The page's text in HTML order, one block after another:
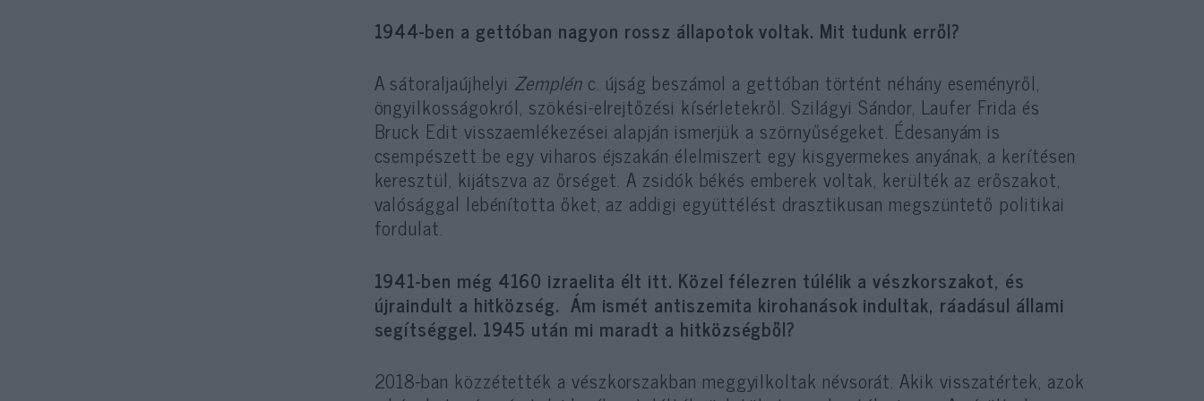
1944-ben a gettóban nagyon rossz állapotok voltak. Mit tudunk erről?
A sátoraljaújhelyi Zemplénc. újság beszámol a gettóban történt néhány eseményről,
öngyilkosságokról, szökési-elrejtőzési kísérletekről. Szilágyi Sándor, Laufer Frida és
Bruck Edit visszaemlékezései alapján ismerjük a szörnyűségeket. Édesanyám is
csempészett be egy viharos éjszakán élelmiszert egy kisgyermekes anyának, a kerítésen
keresztül, kijátszva az őrséget. A zsidók békés emberek voltak, kerülték az erőszakot,
valósággal lebénította őket, az addigi együttélést drasztikusan megszüntető politikai
fordulat.
1941-ben még 4160 izraelita élt itt. Közel félezren túlélik a vészkorszakot, és
újraindult a hitközség. Ám ismét antiszemita kirohanások indultak, ráadásul állami
segítséggel. 1945 után mi maradt a hitközségből?
2018-ban közzétették a vészkorszakban meggyilkoltak névsorát. Akik visszatértek, azok